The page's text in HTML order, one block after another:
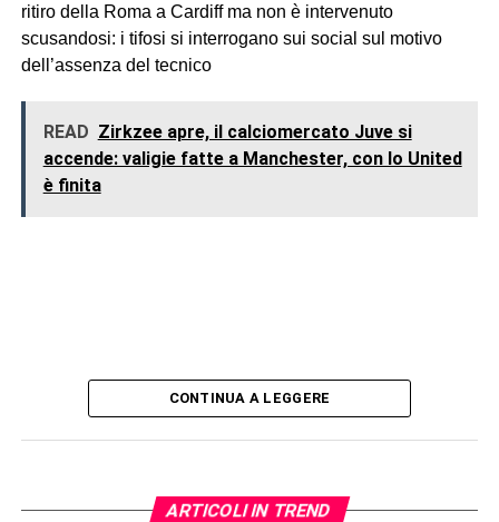
ritiro della Roma a Cardiff ma non è intervenuto
scusandosi: i tifosi si interrogano sui social sul motivo
dell’assenza del tecnico
READ Zirkzee apre, il calciomercato Juve si
accende: valigie fatte a Manchester, con lo United
è finita
CONTINUA A LEGGERE
ARTICOLI IN TREND